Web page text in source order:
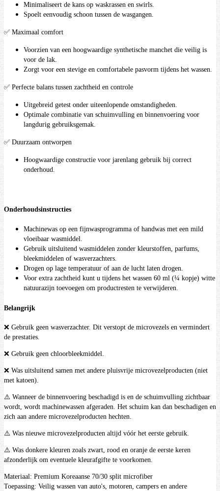
Minimaliseert de kans op waskrassen en swirls.
Spoelt eenvoudig schoon tussen de wasgangen.
✅ Maximaal comfort
Voorzien van een hoogwaardige synthetische manchet die veilig is
voor de lak.
Zorgt voor een stevige en comfortabele pasvorm tijdens het wassen.
✅ Perfecte balans tussen zachtheid en controle
Uitgebreid getest onder uiteenlopende omstandigheden.
Optimale combinatie van schuimvulling en binnenvoering voor
langdurig gebruiksgemak.
✅ Duurzaam ontworpen
Hoogwaardige constructie voor jarenlang gebruik bij correct
onderhoud.
Onderhoudsinstructies
Machinewas op een fijnwasprogramma of handwas met een mild
vloeibaar wasmiddel.
Gebruik uitsluitend wasmiddelen zonder kleurstoffen, parfums,
bleekmiddelen of wasverzachters.
Drogen op lage temperatuur of aan de lucht laten drogen.
Voor extra zachtheid kunt u tijdens het wassen 60 ml (¼ kopje) witte
natuurazijn toevoegen om productresten te verwijderen.
Belangrijk
❌ Gebruik geen wasverzachter. Dit verstopt de microvezels en vermindert
de prestaties.
❌ Gebruik geen chloorbleekmiddel.
❌ Was uitsluitend samen met andere pluisvrije microvezelproducten (niet
met katoen).
⚠️ Wanneer de binnenvoering beschadigd is en de schuimvulling zichtbaar
wordt, wordt machinewassen afgeraden. Het schuim kan dan beschadigen en
zich aan andere microvezelproducten hechten.
⚠️ Was nieuwe microvezelproducten altijd vóór het eerste gebruik.
⚠️ Was donkere kleuren zoals zwart, rood en oranje de eerste keren
afzonderlijk om eventuele kleurafgifte te voorkomen.
Materiaal: Premium Koreaanse 70/30 split microfiber
Toepassing: Veilig wassen van auto's, motoren, campers en andere